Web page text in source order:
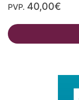
PVP. 40,00€